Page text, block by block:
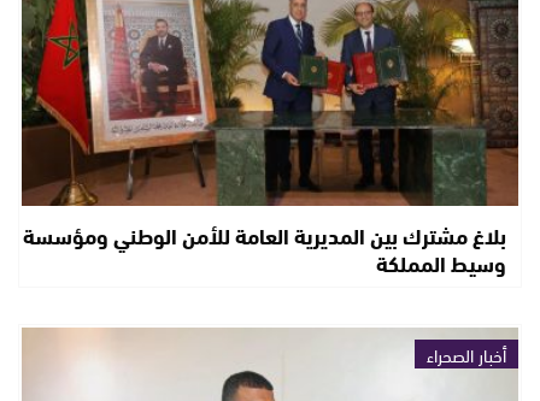
بلاغ مشترك بين المديرية العامة للأمن الوطني ومؤسسة
وسيط المملكة
أخبار الصحراء